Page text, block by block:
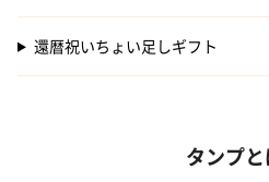
還暦祝いちょい足しギフト
タンプと